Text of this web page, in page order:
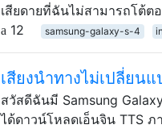
เสียดายที่ฉันไม่สามารถโต้ต
12
samsung-galaxy-s-4
เสียงนำทางไม่เปลี่ยนแ
สวัสดีฉันมี Samsung
ได้ดาวน์โหลดเอ็นจิน TTS